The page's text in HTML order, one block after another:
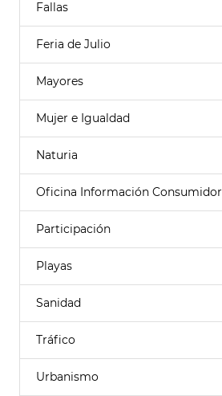
Fallas
Feria de Julio
Mayores
Mujer e Igualdad
Naturia
Oficina Información Consumidor
Participación
Playas
Sanidad
Tráfico
Urbanismo